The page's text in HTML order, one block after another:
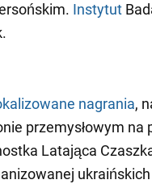
Instytut
nagrania,
przemysłowym na
Latająca
ukraińskich